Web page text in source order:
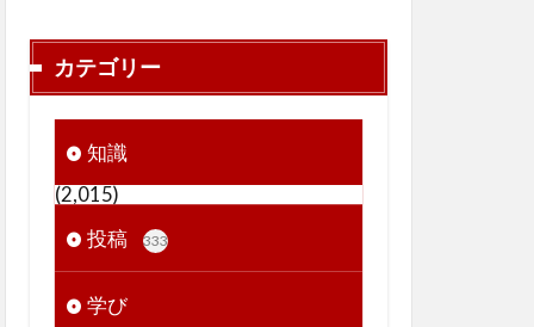
カテゴリー
知識
(2,015)
投稿
333
学び